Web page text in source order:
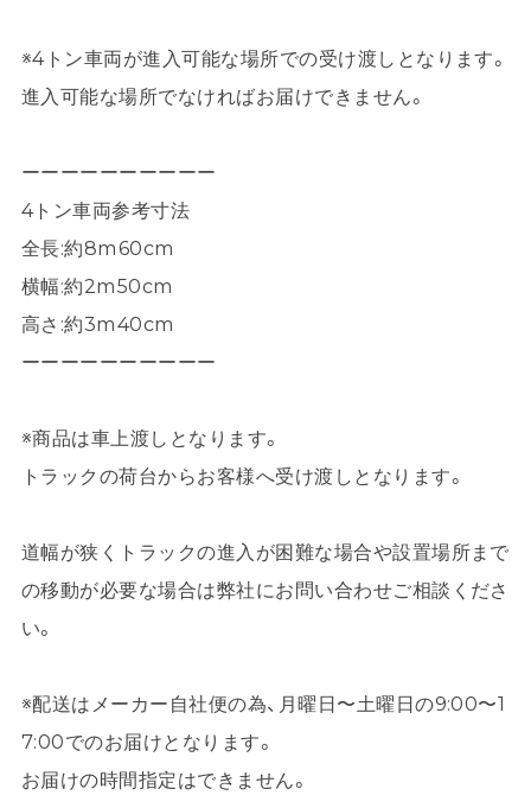
※4トン車両が進入可能な場所での受け渡しとなります。
進入可能な場所でなければお届けできません。
ーーーーーーーーーー
4トン車両参考寸法
全長:約8m60cm
横幅:約2m50cm
高さ:約3m40cm
ーーーーーーーーーー
※商品は車上渡しとなります。
トラックの荷台からお客様へ受け渡しとなります。
道幅が狭くトラックの進入が困難な場合や設置場所まで
の移動が必要な場合は弊社にお問い合わせご相談くださ
い。
※配送はメーカー自社便の為、月曜日〜土曜日の9:00〜1
7:00でのお届けとなります。
お届けの時間指定はできません。